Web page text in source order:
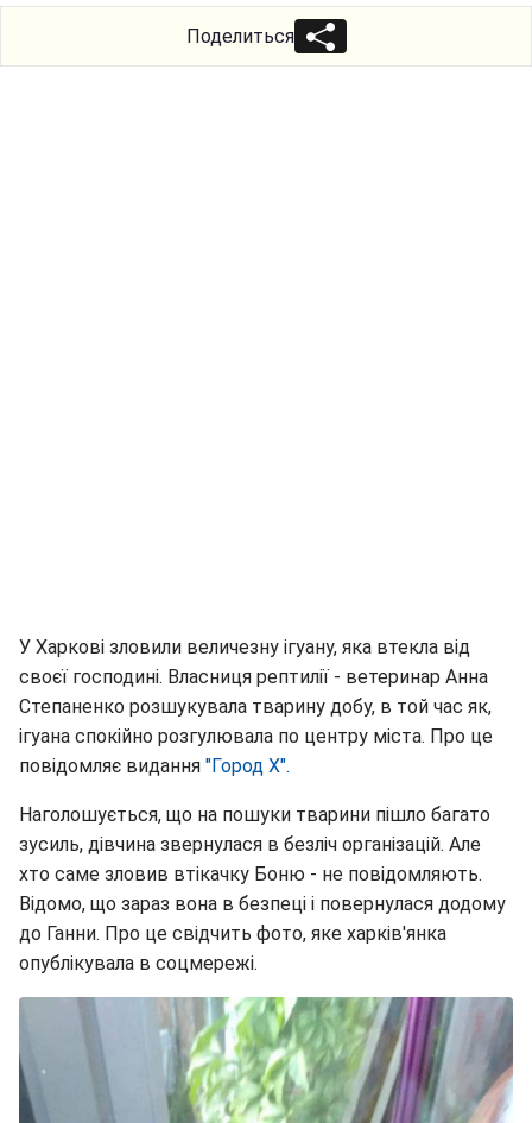
Поделиться
У Харкові зловили величезну ігуану, яка втекла від
своєї господині. Власниця рептилії - ветеринар Анна
Степаненко розшукувала тварину добу, в той час як,
ігуана спокійно розгулювала по центру міста. Про це
повідомляє видання "Город Х".
Наголошується, що на пошуки тварини пішло багато
зусиль, дівчина звернулася в безліч організацій. Але
хто саме зловив втікачку Боню - не повідомляють.
Відомо, що зараз вона в безпеці і повернулася додому
до Ганни. Про це свідчить фото, яке харків'янка
опублікувала в соцмережі.